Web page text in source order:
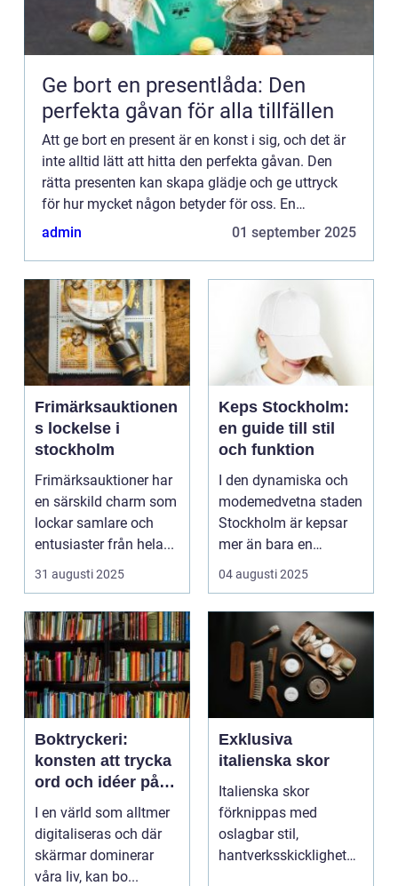
Ge bort en presentlåda: Den
perfekta gåvan för alla tillfällen
Att ge bort en present är en konst i sig, och det är
inte alltid lätt att hitta den perfekta gåvan. Den
rätta presenten kan skapa glädje och ge uttryck
för hur mycket någon betyder för oss. En
presentl&a...
admin 01 september 2025
Frimärksauktionen
s lockelse i
stockholm
Frimärksauktioner har
en särskild charm som
lockar samlare och
entusiaster från hela...
31 augusti 2025
Keps Stockholm:
en guide till stil
och funktion
I den dynamiska och
modemedvetna staden
Stockholm är kepsar
mer än bara en
praktisk access...
04 augusti 2025
Boktryckeri:
konsten att trycka
ord och idéer på
papper
I en värld som alltmer
digitaliseras och där
skärmar dominerar
våra liv, kan bo...
Exklusiva
italienska skor
Italienska skor
förknippas med
oslagbar stil,
hantverksskicklighet